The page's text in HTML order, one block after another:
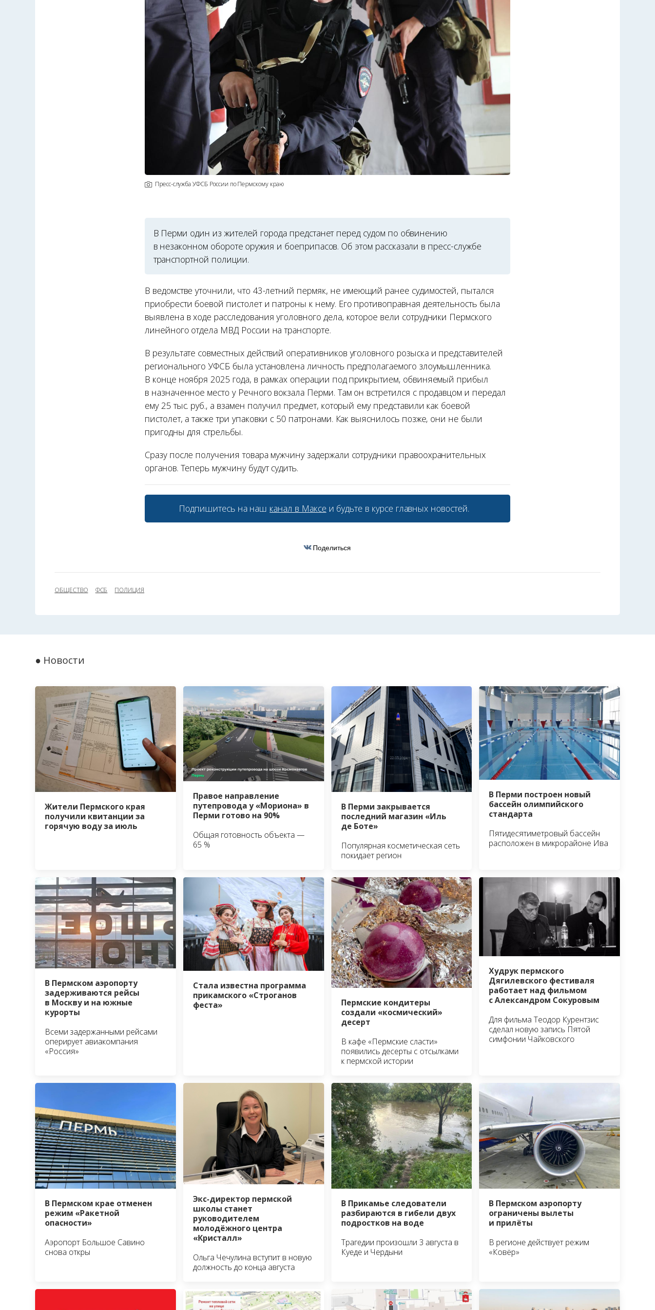
Пресс-служба УФСБ России по Пермскому краю
В Перми один из жителей города предстанет перед судом по обвинению
в незаконном обороте оружия и боеприпасов. Об этом рассказали в пресс-службе
транспортной полиции.
В ведомстве уточнили, что 43-летний пермяк, не имеющий ранее судимостей, пытался
приобрести боевой пистолет и патроны к нему. Его противоправная деятельность была
выявлена в ходе расследования уголовного дела, которое вели сотрудники Пермского
линейного отдела МВД России на транспорте.
В результате совместных действий оперативников уголовного розыска и представителей
регионального УФСБ была установлена личность предполагаемого злоумышленника.
В конце ноября 2025 года, в рамках операции под прикрытием, обвиняемый прибыл
в назначенное место у Речного вокзала Перми. Там он встретился с продавцом и передал
ему 25 тыс. руб., а взамен получил предмет, который ему представили как боевой
пистолет, а также три упаковки с 50 патронами. Как выяснилось позже, они не были
пригодны для стрельбы.
Сразу после получения товара мужчину задержали сотрудники правоохранительных
органов. Теперь мужчину будут судить.
Подпишитесь на наш канал в Максе и будьте в курсе главных новостей.
Поделиться
ОБЩЕСТВО ФСБ ПОЛИЦИЯ
● Новости
Жители Пермского края
получили квитанции за
горячую воду за июль
Правое направление
путепровода у «Мориона» в
Перми готово на 90%
Общая готовность объекта —
65 %
В Перми закрывается
последний магазин «Иль
де Боте»
Популярная косметическая сеть
покидает регион
В Перми построен новый
бассейн олимпийского
стандарта
Пятидесятиметровый бассейн
расположен в микрорайоне Ива
В Пермском аэропорту
задерживаются рейсы
в Москву и на южные
курорты
Всеми задержанными рейсами
оперирует авиакомпания
«Россия»
Стала известна программа
прикамского «Строганов
феста»
Пермские кондитеры
создали «космический»
десерт
В кафе «Пермские сласти»
появились десерты с отсылками
к пермской истории
Худрук пермского
Дягилевского фестиваля
работает над фильмом
с Александром Сокуровым
Для фильма Теодор Курентзис
сделал новую запись Пятой
симфонии Чайковского
В Пермском крае отменен
режим «Ракетной
опасности»
Аэропорт Большое Савино
снова откры
Экс-директор пермской
школы станет
руководителем
молодёжного центра
«Кристалл»
Ольга Чечулина вступит в новую
должность до конца августа
В Прикамье следователи
разбираются в гибели двух
подростков на воде
Трагедии произошли 3 августа в
Куеде и Чердыни
В Пермском аэропорту
ограничены вылеты
и прилёты
В регионе действует режим
«Ковёр»